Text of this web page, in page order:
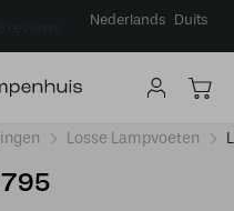
Nederlands Duits
Losse Lampvoeten